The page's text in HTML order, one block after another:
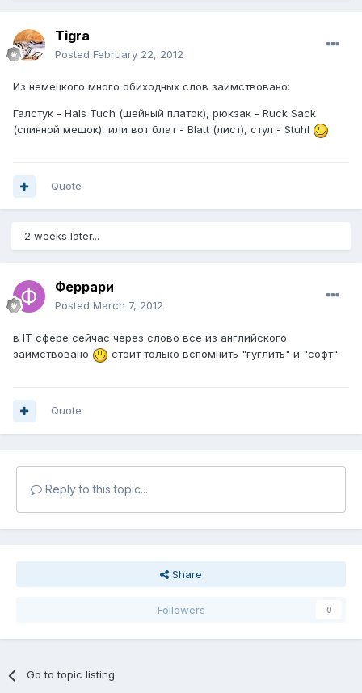
Tigra
Posted February 22, 2012
Из немецкого много обиходных слов заимствовано:
Галстук - Hals Tuch (шейный платок), рюкзак - Ruck Sack
(спинной мешок), или вот блат - Blatt (лист), стул - Stuhl
Quote
2 weeks later...
Феррари
Posted March 7, 2012
в IT сфере сейчас через слово все из английского
заимствовано
стоит только вспомнить "гуглить" и "софт"
Quote
Reply to this topic...
Share
Followers 0
Go to topic listing